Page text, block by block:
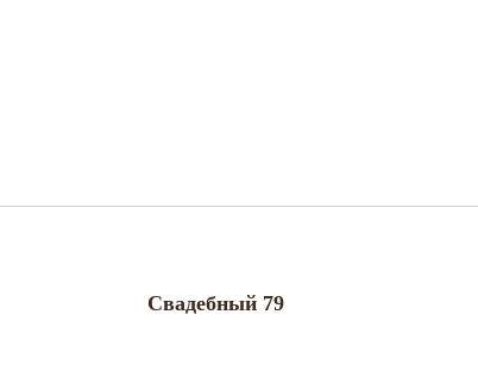
Свадебный 79